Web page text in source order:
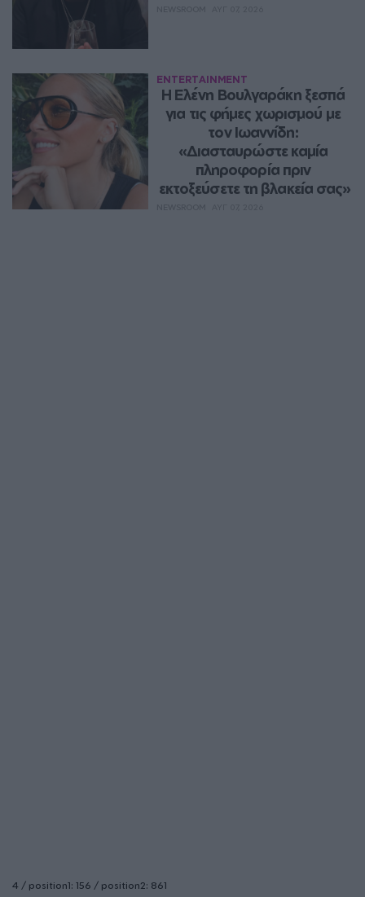
ENTERTAINMENT
Η Ελένη Βουλγαράκη ξεσπά
για τις φήμες χωρισμού με
τον Ιωαννίδη:
«Διασταυρώστε καμία
πληροφορία πριν
εκτοξεύσετε τη βλακεία σας»
4 / position1: 156 / position2: 861